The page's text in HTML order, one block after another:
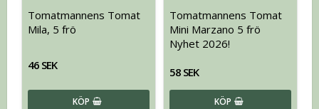
Tomatmannens Tomat
Mila, 5 frö
46 SEK
KÖP
Tomatmannens Tomat
Mini Marzano 5 frö
Nyhet 2026!
58 SEK
KÖP